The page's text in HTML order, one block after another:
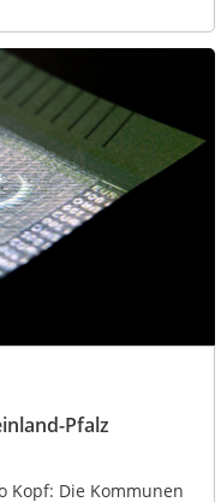
Pfalz
Kopf: Die Kommunen